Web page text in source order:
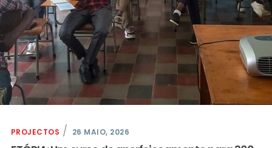
PROJECTOS 26 MAIO, 2026